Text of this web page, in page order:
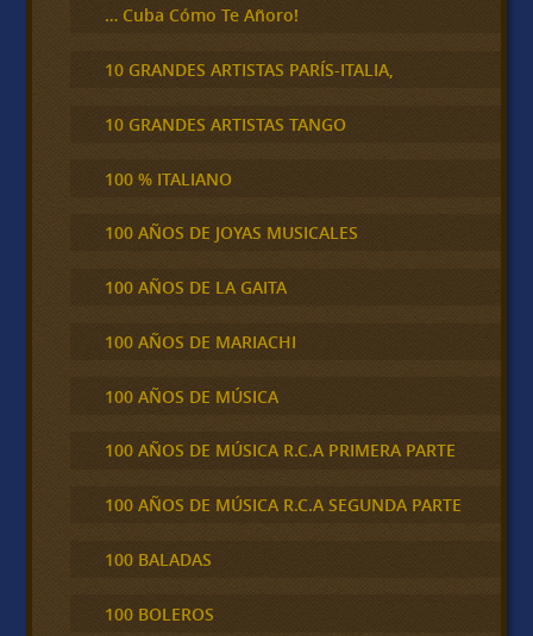
… Cuba Cómo Te Añoro!
10 GRANDES ARTISTAS PARÍS-ITALIA,
10 GRANDES ARTISTAS TANGO
100 % ITALIANO
100 AÑOS DE JOYAS MUSICALES
100 AÑOS DE LA GAITA
100 AÑOS DE MARIACHI
100 AÑOS DE MÚSICA
100 AÑOS DE MÚSICA R.C.A PRIMERA PARTE
100 AÑOS DE MÚSICA R.C.A SEGUNDA PARTE
100 BALADAS
100 BOLEROS